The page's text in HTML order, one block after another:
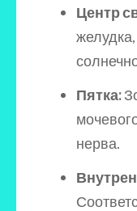
Центр
Пятка:
нерва.